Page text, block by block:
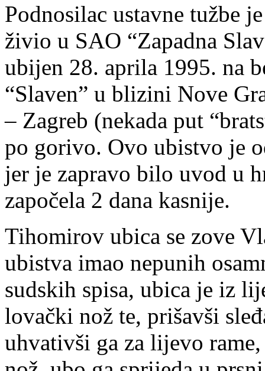
Podnosilac ustavne tužbe
živio u SAO “Zapadna
ubijen 28. aprila 1995. na
“Slaven” u blizini Nove
– Zagreb (nekada put
po gorivo. Ovo ubistvo je
jer je zapravo bilo uvod u
započela 2 dana kasnije.
Tihomirov ubica se zove
ubistva imao nepunih
sudskih spisa, ubica je iz
lovački nož te, prišavši
uhvativši ga za lijevo